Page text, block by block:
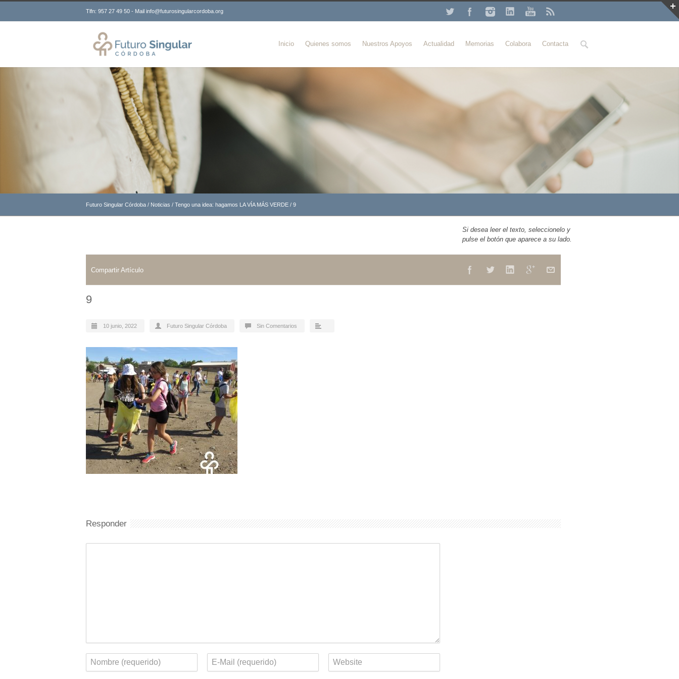
Tlfn: 957 27 49 50 - Mail info@futurosingularcordoba.org
Buscar
Inicio Quienes somos Nuestros Apoyos Actualidad Memorias Colabora Contacta
Futuro Singular Córdoba / Noticias / Tengo una idea: hagamos LA VÍA MÁS VERDE / 9
Si desea leer el texto, seleccionelo y
pulse el botón que aparece a su lado.
Compartir Artículo
9
10 junio, 2022 Futuro Singular Córdoba Sin Comentarios
Responder
Nombre
Correo
electrónico
Web